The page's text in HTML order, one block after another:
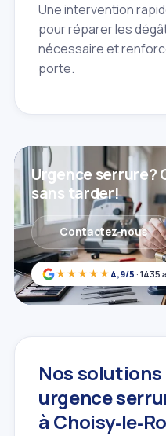
Une intervention
pour réparer les
nécessaire et
porte.
★★★★★ 4,9/5 ·
Urgence serrure?
sans tarder!
Contactez‑nous
Nos
urgence
à